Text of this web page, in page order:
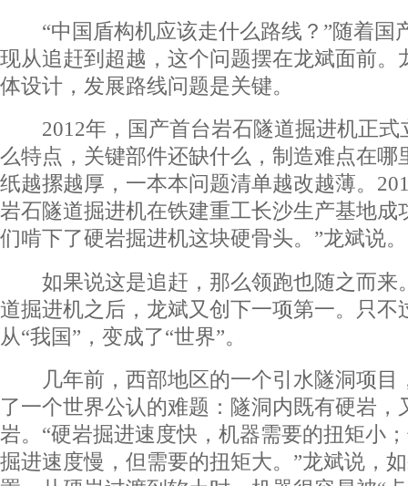
“中国盾构机应该走什么路线？”随着国
现从追赶到超越，这个问题摆在龙斌面前。
体设计，发展路线问题是关键。
2012年，国产首台岩石隧道掘进机正式
么特点，关键部件还缺什么，制造难点在
纸越摞越厚，一本本问题清单越改越薄。
岩石隧道掘进机在铁建重工长沙生产基地成
们啃下了硬岩掘进机这块硬骨头。”龙斌说。
如果说这是追赶，那么领跑也随之而来
道掘进机之后，龙斌又创下一项第一。只不
从“我国”，变成了“世界”。
几年前，西部地区的一个引水隧洞项目
了一个世界公认的难题：隧洞内既有硬岩，
岩。“硬岩掘进速度快，机器需要的扭矩小
掘进速度慢，但需要的扭矩大。”龙斌说，